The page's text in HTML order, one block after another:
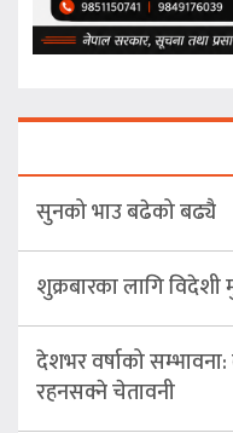
सुनको भाउ बढेको बढ्यै
शुक्रबारका लागि विदेशी
देशभर वर्षाको
रहनसक्ने चेतावनी